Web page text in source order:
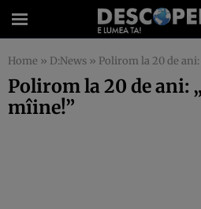
Home » D:News » Polirom la 20 de
Polirom la 20 de ani:
mîine!”